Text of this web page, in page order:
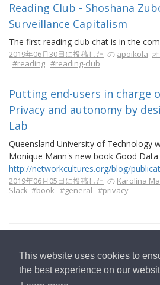
This website uses cookies to
the best experience on our
Reading Club - Shoshana
Surveillance Capitalism
The first reading club chat is in the
2019年06月30日に投稿した の apoikola
#reading #reading-club
Putting end-users in charge
Privacy and autonomy by
Lab
Queensland University of Technology
Monique Mann's new book Good
http://networkcultures.org/blog/
2019年06月05日に投稿した の Karolina
Slack #book #general #privacy
ホームページへ